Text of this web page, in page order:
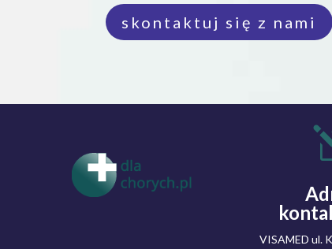
skontaktuj się z nami
VISAMED ul.